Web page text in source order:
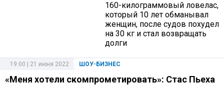
160-килограммовый ловелас,
который 10 лет обманывал
женщин, после судов похудел
на 30 кг и стал возвращать
долги
ШОУ-БИЗНЕС
19:00 | 21 июня 2022
«Меня хотели скомпрометировать»: Стас Пьеха